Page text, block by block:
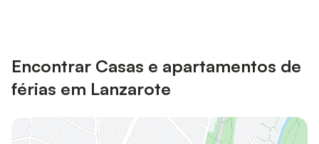
Encontrar Casas e apartamentos de
férias em Lanzarote